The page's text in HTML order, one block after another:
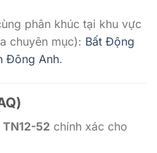
phân khúc tại khu vực
chuyên mục): Bất Động
Đông Anh.
TN12-52 chính xác cho